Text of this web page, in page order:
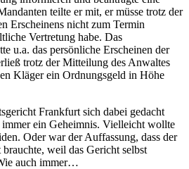
teilte er mit, er müsse trotz der
Erscheinens nicht zum Termin
Vertretung habe. Das
u.a. das persönliche Erscheinen der
trotz der Mitteilung des Anwaltes
Kläger ein Ordnungsgeld in Höhe
Frankfurt sich dabei gedacht
ein Geheimnis. Vielleicht wollte
Oder war der Auffassung, dass der
weil das Gericht selbst
auch immer…